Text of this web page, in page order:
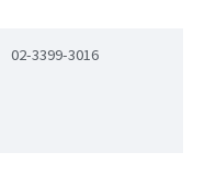
02-3399-3016